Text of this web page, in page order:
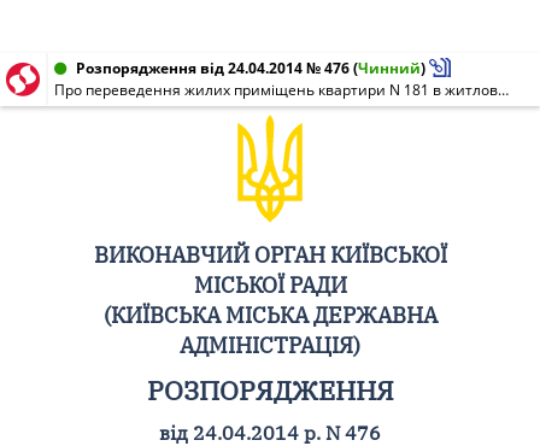
Розпорядження від 24.04.2014 № 476(Чинний)
Про переведення жилих приміщень квартири N 181 в житловому будинку N 10 на вул. Зої Гайдай у Оболонському районі у нежилі
ВИКОНАВЧИЙ ОРГАН КИЇВСЬКОЇ
МІСЬКОЇ РАДИ
(КИЇВСЬКА МІСЬКА ДЕРЖАВНА
АДМІНІСТРАЦІЯ)
РОЗПОРЯДЖЕННЯ
від 24.04.2014 р. N 476